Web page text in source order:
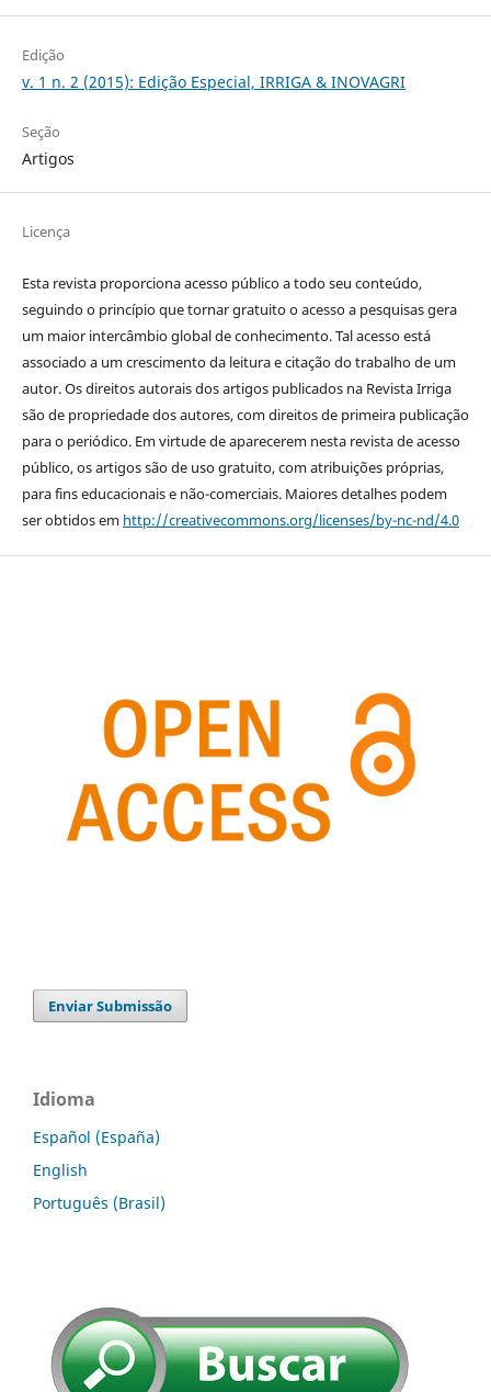
Edição
v. 1 n. 2 (2015): Edição Especial, IRRIGA & INOVAGRI
Seção
Artigos
Licença
Esta revista proporciona acesso público a todo seu conteúdo,
seguindo o princípio que tornar gratuito o acesso a pesquisas gera
um maior intercâmbio global de conhecimento. Tal acesso está
associado a um crescimento da leitura e citação do trabalho de um
autor. Os direitos autorais dos artigos publicados na Revista Irriga
são de propriedade dos autores, com direitos de primeira publicação
para o periódico. Em virtude de aparecerem nesta revista de acesso
público, os artigos são de uso gratuito, com atribuições próprias,
para fins educacionais e não-comerciais. Maiores detalhes podem
ser obtidos em http://creativecommons.org/licenses/by-nc-nd/4.0
Enviar Submissão
Idioma
Español (España)
English
Português (Brasil)